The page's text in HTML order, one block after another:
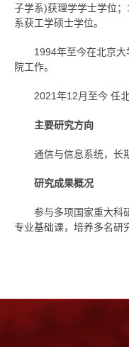
子学系)获理学学士学位
系获工学硕士学位。
1994年至今在北京
院工作。
2021年12月至今 任
主要研究方向
通信与信息系统，长
研究成果概况
参与多项国家重大科
专业基础课，培养多名研